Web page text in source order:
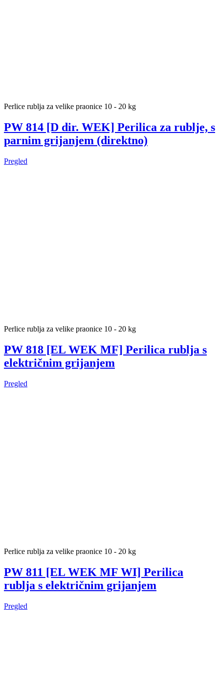
Perlice rublja za velike praonice 10 - 20 kg
PW 814 [D dir. WEK] Perilica za rublje, s
parnim grijanjem (direktno)
Pregled
Perlice rublja za velike praonice 10 - 20 kg
PW 818 [EL WEK MF] Perilica rublja s
električnim grijanjem
Pregled
Perlice rublja za velike praonice 10 - 20 kg
PW 811 [EL WEK MF WI] Perilica
rublja s električnim grijanjem
Pregled